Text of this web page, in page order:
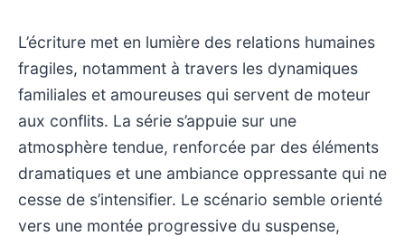
L’écriture met en lumière des relations humaines
fragiles, notamment à travers les dynamiques
familiales et amoureuses qui servent de moteur
aux conflits. La série s’appuie sur une
atmosphère tendue, renforcée par des éléments
dramatiques et une ambiance oppressante qui ne
cesse de s’intensifier. Le scénario semble orienté
vers une montée progressive du suspense,